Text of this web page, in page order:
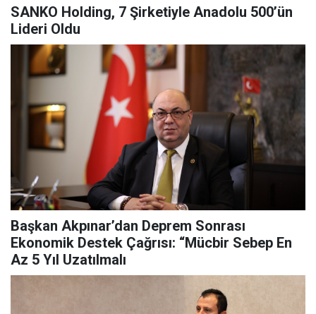
SANKO Holding, 7 Şirketiyle Anadolu 500’ün
Lideri Oldu
Başkan Akpınar’dan Deprem Sonrası
Ekonomik Destek Çağrısı: “Mücbir Sebep En
Az 5 Yıl Uzatılmalı